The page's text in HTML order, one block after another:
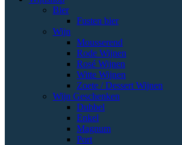
Bier
Fusten bier
Wijn
Mousserend
Rode Wijnen
Rosé Wijnen
Witte Wijnen
Zoete / Dessert Wijnen
Wijn Geschenken
Dubbel
Enkel
Magnum
Port